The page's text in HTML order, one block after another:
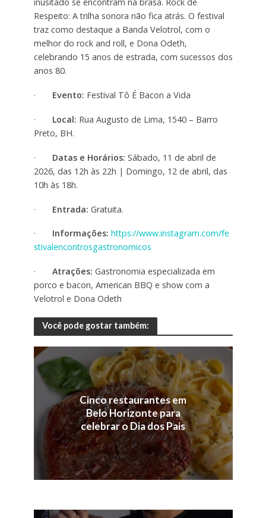
Respeito: A trilha sonora não fica atrás. O festival
traz como destaque a Banda Velotrol, com o
melhor do rock and roll, e Dona Odeth,
celebrando 15 anos de estrada, com sucessos dos
anos 80.
· Evento: Festival Tô É Bacon a Vida
· Local: Rua Augusto de Lima, 1540 – Barro
Preto, BH.
· Datas e Horários: Sábado, 11 de abril de
2026, das 12h às 22h | Domingo, 12 de abril, das
10h às 18h.
· Entrada: Gratuita.
· Informações: https://www.instagram.com/fe
stivalencontrosgastronomicos
· Atrações: Gastronomia especializada em
porco e bacon, American BBQ e show com a
Velotrol e Dona Odeth
Você pode gostar também:
Cinco restaurantes em
Belo Horizonte para
celebrar o Dia dos Pais